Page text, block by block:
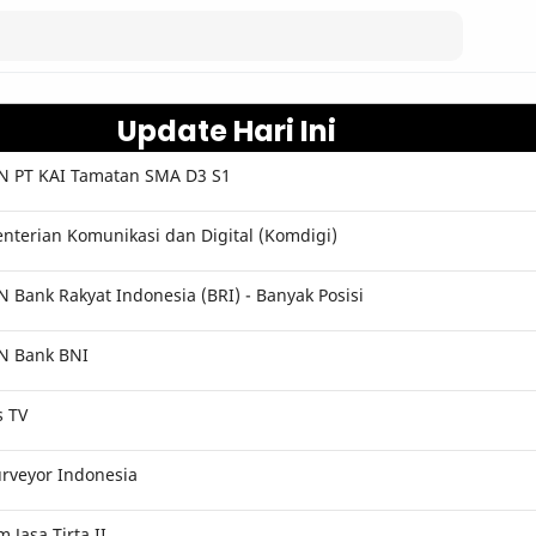
Update Hari Ini
KAI Tamatan SMA D3 S1
Komunikasi dan Digital (Komdigi)
Bank Rakyat Indonesia (BRI) - Banyak Posisi
Bank BNI
TV
Indonesia